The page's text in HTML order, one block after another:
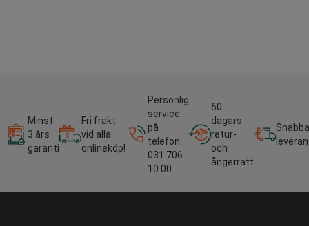
Minst
3 års
garanti
Fri frakt
vid alla
onlineköp!
Personlig
service
på
telefon
031 706
10 00
60
dagars
retur-
och
ångerrätt
Snabba